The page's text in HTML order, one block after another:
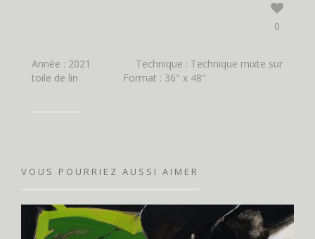
0
Année : 2021
Technique : Technique mixte sur
toile de lin
Format : 36" x 48"
VOUS POURRIEZ AUSSI AIMER